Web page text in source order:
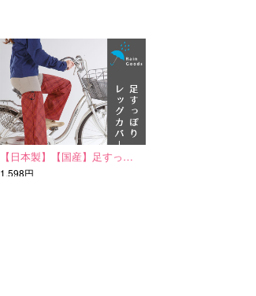
【日本製】【国産】足すっ…
1,598円